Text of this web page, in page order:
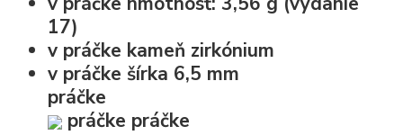
17)
v práčke kameň zirkónium
v práčke šírka 6,5 mm
práčke
práčke práčke